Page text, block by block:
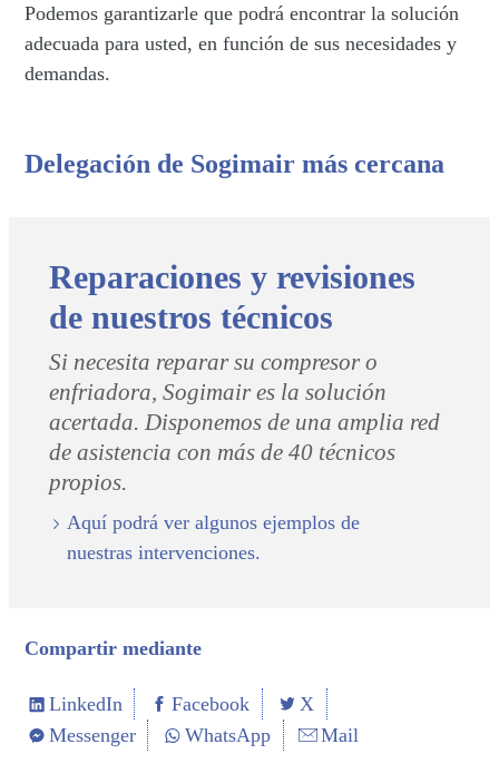
Podemos garantizarle que podrá encontrar la solución
adecuada para usted, en función de sus necesidades y
demandas.
Delegación de Sogimair más cercana
Reparaciones y revisiones
de nuestros técnicos
Si necesita reparar su compresor o
enfriadora, Sogimair es la solución
acertada. Disponemos de una amplia red
de asistencia con más de 40 técnicos
propios.
Aquí podrá ver algunos ejemplos de
nuestras intervenciones.
Compartir mediante
LinkedIn Facebook
X
Messenger
WhatsApp Mail